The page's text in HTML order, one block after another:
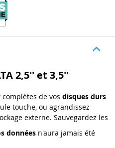
2,5'' et 3,5''
de vos disques durs
touche, ou agrandissez
externe. Sauvegardez les
données n'aura jamais été